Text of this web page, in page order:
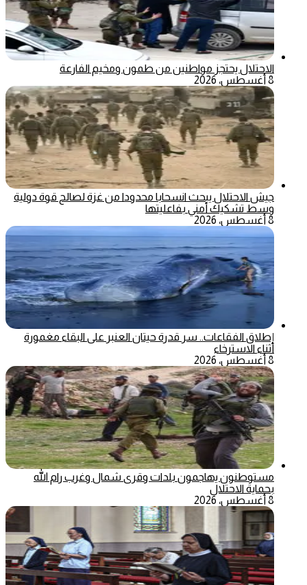
الاحتلال يحتجز مواطنين من طمون ومخيم الفارعة
8 أغسطس، 2026
جيش الاحتلال يبحث انسحابا محدودا من غزة لصالح قوة دولية
وسط تشكيك أمني بفاعليتها
8 أغسطس، 2026
إطلاق الفقاعات.. سر قدرة حيتان العنبر على البقاء مغمورة
أثناء الاسترخاء
8 أغسطس، 2026
مستوطنون يهاجمون بلدات وقرى شمال وغرب رام الله
بحماية الاحتلال
8 أغسطس، 2026